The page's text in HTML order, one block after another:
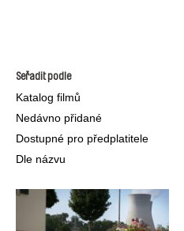
Seřadit podle
Katalog filmů
Nedávno přidané
Dostupné pro předplatitele
Dle názvu